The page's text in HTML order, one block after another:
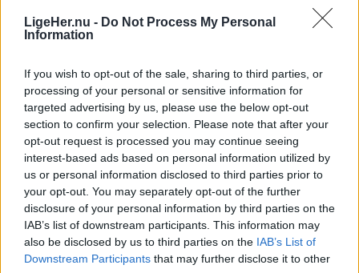
LigeHer.nu - Do Not Process My Personal
Information
If you wish to opt-out of the sale, sharing to third parties, or
processing of your personal or sensitive information for
targeted advertising by us, please use the below opt-out
section to confirm your selection. Please note that after your
opt-out request is processed you may continue seeing
interest-based ads based on personal information utilized by
us or personal information disclosed to third parties prior to
your opt-out. You may separately opt-out of the further
disclosure of your personal information by third parties on the
IAB’s list of downstream participants. This information may
also be disclosed by us to third parties on the IAB’s List of
Downstream Participants that may further disclose it to other